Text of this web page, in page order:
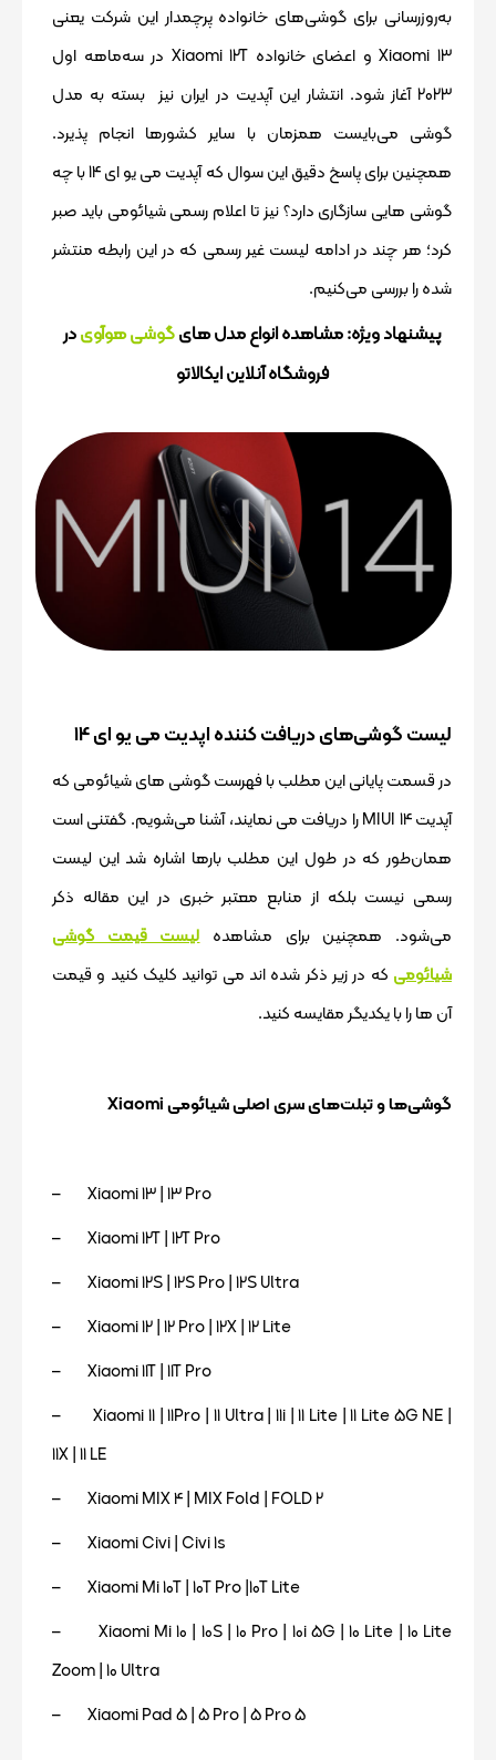
به‌روزرسانی برای گوشی‌های خانواده پرچمدار این شرکت یعنی
Xiaomi 13 و اعضای خانواده Xiaomi 12T در سه‌ماهه اول
2023 آغاز شود. انتشار این آپدیت در ایران نیز بسته به مدل
گوشی می‌بایست همزمان با سایر کشورها انجام پذیرد.
همچنین برای پاسخ دقیق این سوال که آپدیت می یو ای 14 با چه
گوشی هایی سازگاری دارد؟ نیز تا اعلام رسمی شیائومی باید صبر
کرد؛ هر چند در ادامه لیست غیر رسمی که در این رابطه منتشر
شده را بررسی می‌کنیم.
پیشنهاد ویژه: مشاهده انواع مدل هایگوشی هوآویدر
فروشگاه آنلاین ایکالاتو
لیست گوشی‌های دریافت کننده اپدیت می یو ای 14
در قسمت پایانی این مطلب با فهرست گوشی های شیائومی که
آپدیت 14 MIUI را دریافت می نمایند، آشنا می‌شویم. گفتنی است
همان‌طور که در طول این مطلب بارها اشاره شد این لیست
رسمی نیست بلکه از منابع معتبر خبری در این مقاله ذکر
می‌شود. همچنین برای مشاهدهلیست قیمت گوشی
شیائومی که در زیر ذکر شده اند می توانید کلیک کنید و قیمت
آن ها را با یکدیگر مقایسه کنید.
گوشی‌ها و تبلت‌های سری اصلی شیائومی Xiaomi
– Xiaomi 13 | 13 Pro
– Xiaomi 12T | 12T Pro
– Xiaomi 12S | 12S Pro | 12S Ultra
– Xiaomi 12 | 12 Pro | 12X | 12 Lite
– Xiaomi 11T | 11T Pro
– Xiaomi 11 | 11Pro | 11 Ultra | 11i | 11 Lite | 11 Lite 5G NE |
11X | 11 LE
– Xiaomi MIX 4 | MIX Fold | FOLD 2
– Xiaomi Civi | Civi 1s
– Xiaomi Mi 10T | 10T Pro |10T Lite
– Xiaomi Mi 10 | 10S | 10 Pro | 10i 5G | 10 Lite | 10 Lite
Zoom | 10 Ultra
– Xiaomi Pad 5 | 5 Pro | 5 Pro 5